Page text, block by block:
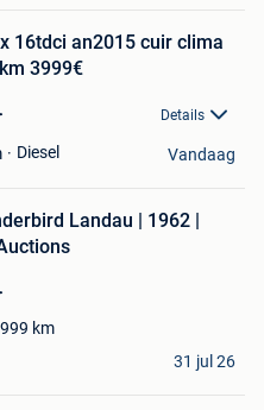
16tdci an2015 cuir clima
3999€
Details
Diesel Vandaag
Landau | 1962 |
km
31 jul 26